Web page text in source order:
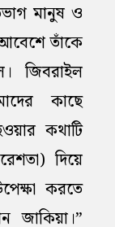
মানুষ ও
তাঁকে
জিবরাইল
কাছে
কথাটি
দিয়ে
করতে
জাকিয়া।”